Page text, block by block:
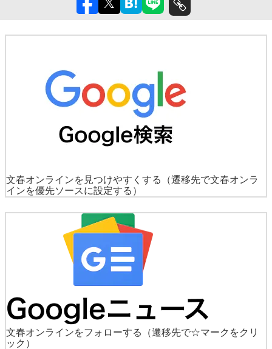
文春オンラインを見つけやすくする
（遷移先で文春オンラ
インを優先ソースに設定する）
文春オンラインをフォローする
（遷移先で☆マークをクリ
ック）